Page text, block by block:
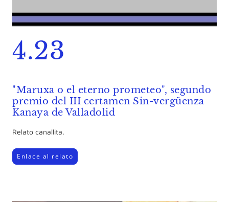
"Maruxa o el eterno prometeo", segundo
premio del III certamen Sin-vergüenza
Kanaya de Valladolid
Relato canallita.
Enlace al relato
4.23